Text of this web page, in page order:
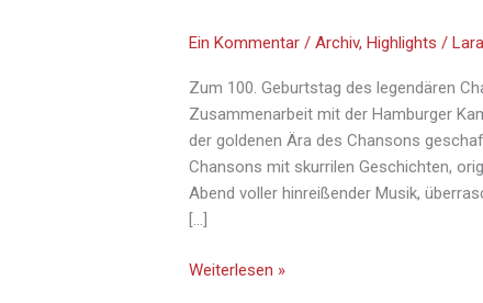
Ein Kommentar /Archiv,Highlights /
Zum 100. Geburtstag des legendären
Zusammenarbeit mit der Hamburger
der goldenen Ära des Chansons
Chansons mit skurrilen Geschichten,
Abend voller hinreißender Musik,
[…]
Weiterlesen »